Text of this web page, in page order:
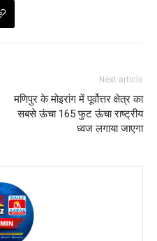
Next article
मणिपुर के मोइरांग में पूर्वोत्तर क्षेत्र का
सबसे ऊंचा 165 फुट ऊंचा राष्ट्रीय
ध्वज लगाया जाएगा